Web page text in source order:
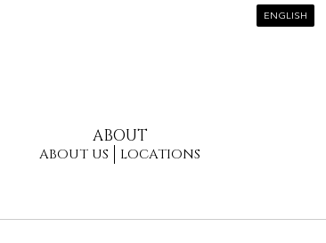
ABOUT
ABOUT US LOCATIONS
ENGLISH